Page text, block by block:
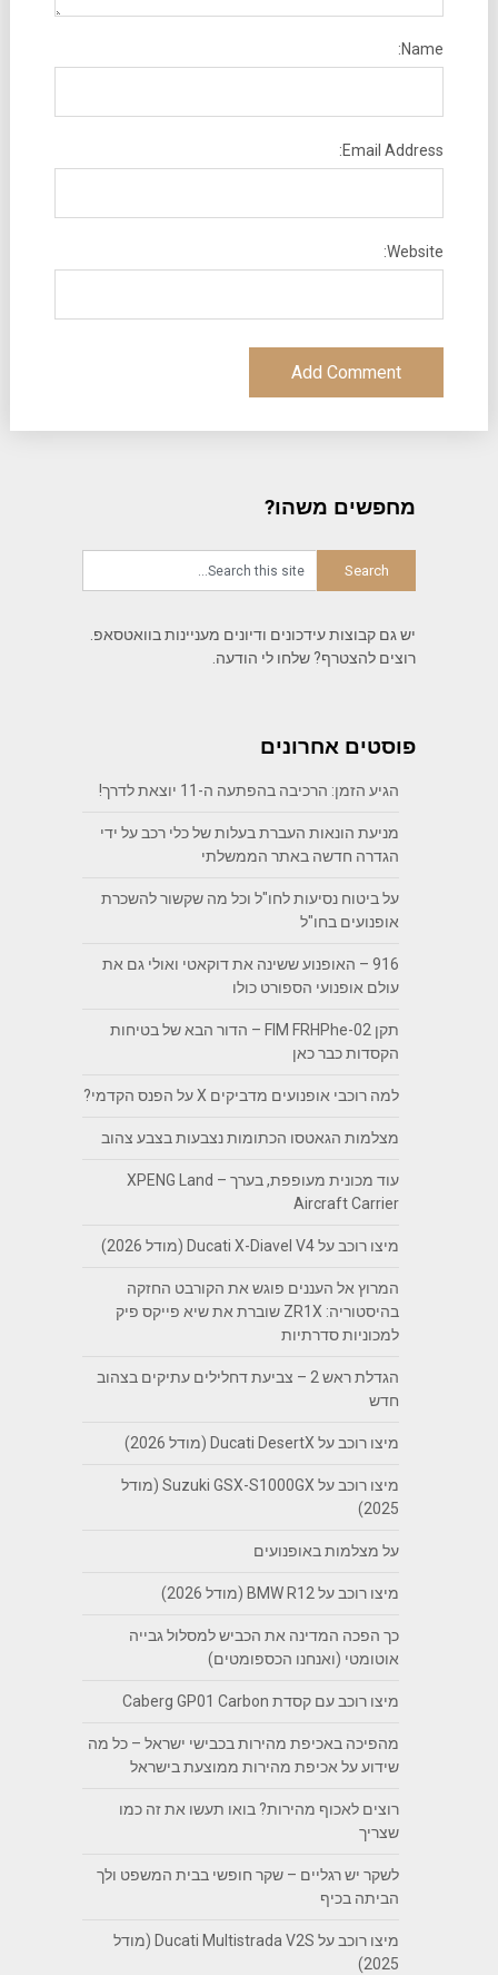
Name:
Email Address:
Website:
מחפשים משהו?
יש גם קבוצות עידכונים ודיונים מעניינות בוואטסאפ.
רוצים להצטרף? שלחו לי הודעה.
פוסטים אחרונים
הגיע הזמן: הרכיבה בהפתעה ה-11 יוצאת לדרך!
מניעת הונאות העברת בעלות של כלי רכב על ידי
הגדרה חדשה באתר הממשלתי
על ביטוח נסיעות לחו"ל וכל מה שקשור להשכרת
אופנועים בחו"ל
916 – האופנוע ששינה את דוקאטי ואולי גם את
עולם אופנועי הספורט כולו
תקן FIM FRHPhe-02 – הדור הבא של בטיחות
הקסדות כבר כאן
למה רוכבי אופנועים מדביקים X על הפנס הקדמי?
מצלמות הגאטסו הכתומות נצבעות בצבע צהוב
עוד מכונית מעופפת, בערך – XPENG Land
Aircraft Carrier
מיצו רוכב על Ducati X-Diavel V4 (מודל 2026)
המרוץ אל העננים פוגש את הקורבט החזקה
בהיסטוריה: ZR1X שוברת את שיא פייקס פיק
למכוניות סדרתיות
הגדלת ראש 2 – צביעת דחלילים עתיקים בצהוב
חדש
מיצו רוכב על Ducati DesertX (מודל 2026)
מיצו רוכב על Suzuki GSX-S1000GX (מודל
2025)
על מצלמות באופנועים
מיצו רוכב על BMW R12 (מודל 2026)
כך הפכה המדינה את הכביש למסלול גבייה
אוטומטי (ואנחנו הכספומטים)
מיצו רוכב עם קסדת Caberg GP01 Carbon
מהפיכה באכיפת מהירות בכבישי ישראל – כל מה
שידוע על אכיפת מהירות ממוצעת בישראל
רוצים לאכוף מהירות? בואו תעשו את זה כמו
שצריך
לשקר יש רגליים – שקר חופשי בבית המשפט ולך
הביתה בכיף
מיצו רוכב על Ducati Multistrada V2S (מודל
2025)